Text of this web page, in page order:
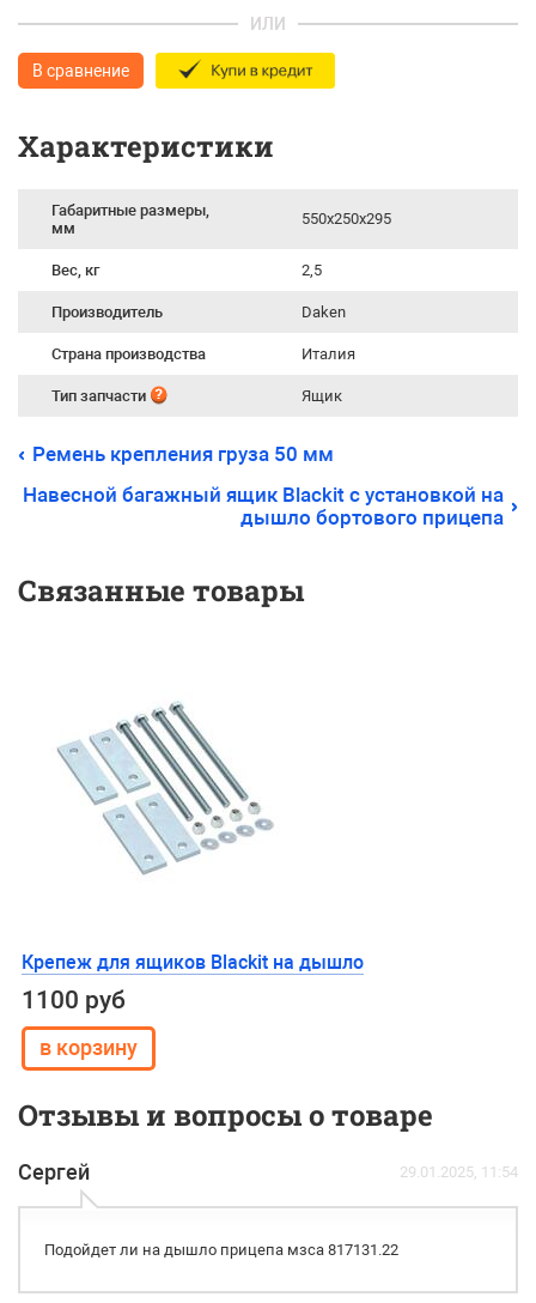
ИЛИ
В сравнение
Характеристики
Габаритные размеры,
мм
550x250x295
Вес, кг 2,5
Производитель Daken
Страна производства Италия
Тип запчасти Ящик
Ремень крепления груза 50 мм
Навесной багажный ящик Blackit с установкой на
дышло бортового прицепа
Связанные товары
Крепеж для ящиков Blackit на дышло
1100 руб
Отзывы и вопросы о товаре
Сергей 29.01.2025, 11:54
Подойдет ли на дышло прицепа мзса 817131.22